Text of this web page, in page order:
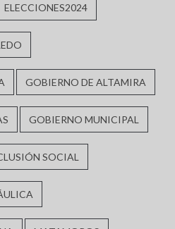
ELECCIONES2024
GOBIERNO DE ALTAMIRA
GOBIERNO MUNICIPAL
SOCIAL